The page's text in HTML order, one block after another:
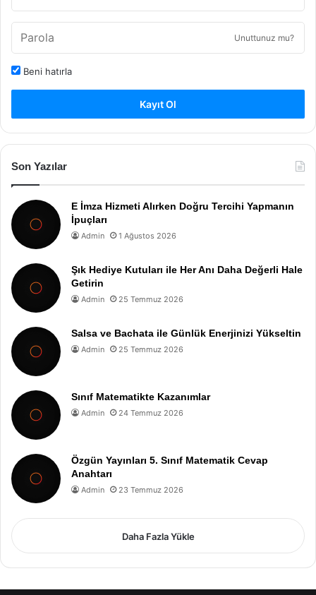
Unuttunuz mu?
Beni hatırla
Kayıt Ol
Son Yazılar
E İmza Hizmeti Alırken Doğru Tercihi Yapmanın
İpuçları
Admin 1 Ağustos 2026
Şık Hediye Kutuları ile Her Anı Daha Değerli Hale
Getirin
Admin 25 Temmuz 2026
Salsa ve Bachata ile Günlük Enerjinizi Yükseltin
Admin 25 Temmuz 2026
Sınıf Matematikte Kazanımlar
Admin 24 Temmuz 2026
Özgün Yayınları 5. Sınıf Matematik Cevap
Anahtarı
Admin 23 Temmuz 2026
Daha Fazla Yükle